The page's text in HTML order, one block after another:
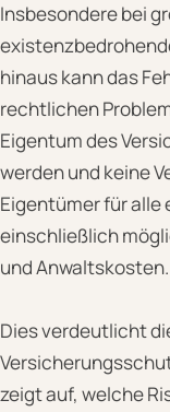
Insbesondere bei
hinaus kann das
rechtlichen
Eigentum des
werden und keine
Eigentümer für
einschließlich
und Anwaltskosten.
Dies verdeutlicht
zeigt auf, welche